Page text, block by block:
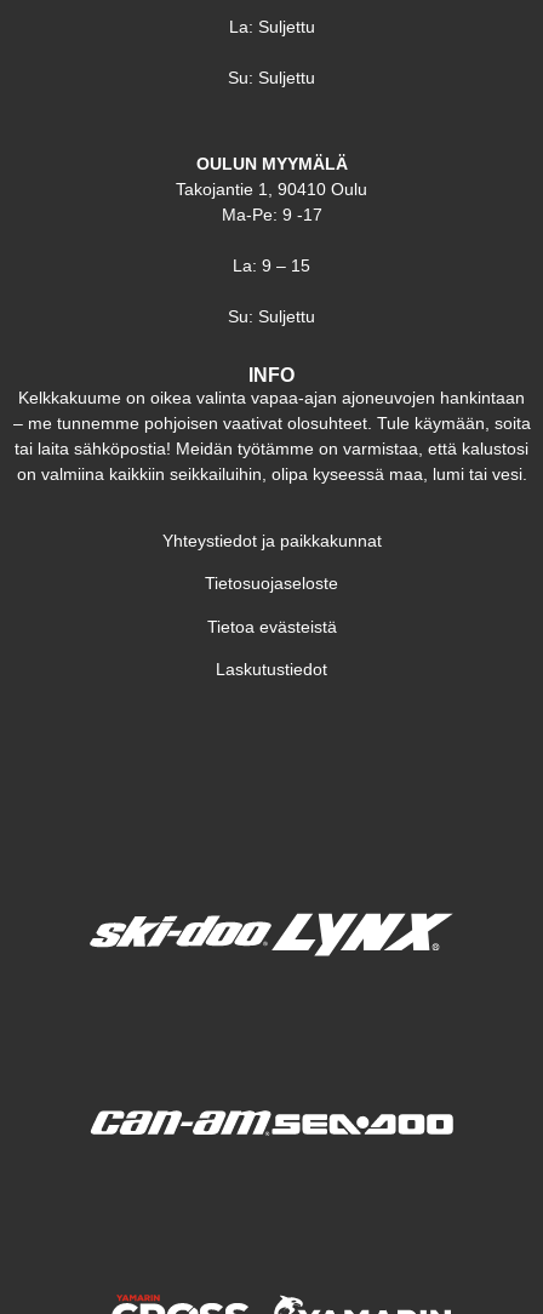
La: Suljettu
Su: Suljettu
OULUN MYYMÄLÄ
Takojantie 1, 90410 Oulu
Ma-Pe: 9 -17
La: 9 – 15
Su: Suljettu
INFO
Kelkkakuume on oikea valinta vapaa-ajan ajoneuvojen hankintaan
– me tunnemme pohjoisen vaativat olosuhteet. Tule käymään, soita
tai laita sähköpostia! Meidän työtämme on varmistaa, että kalustosi
on valmiina kaikkiin seikkailuihin, olipa kyseessä maa, lumi tai vesi.
Yhteystiedot ja paikkakunnat
Tietosuojaseloste
Tietoa evästeistä
Laskutustiedot